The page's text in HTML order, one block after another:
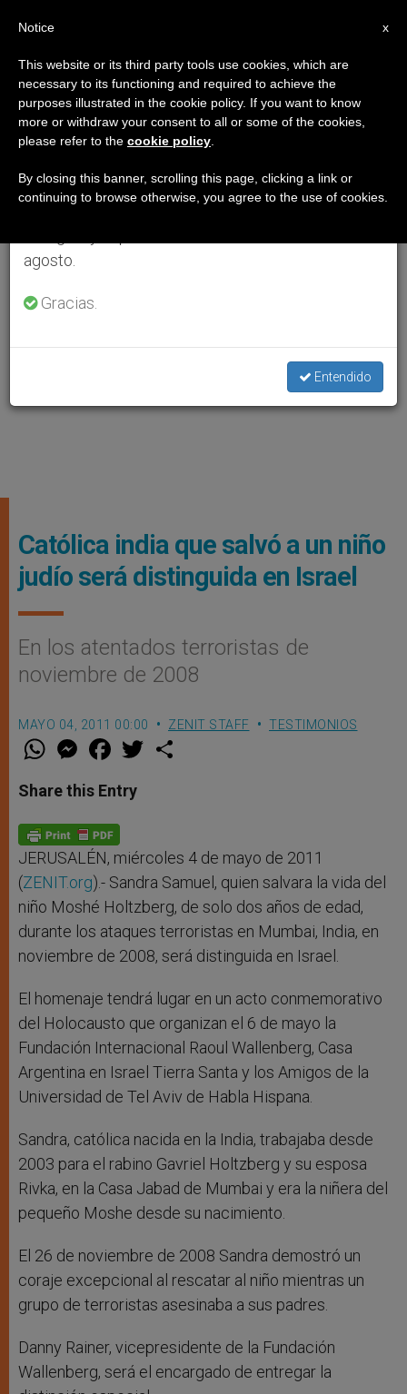
Católica india que salvó a un niño
judío será distinguida en Israel
En los atentados terroristas de
noviembre de 2008
MAYO 04, 2011 00:00 ZENIT STAFF TESTIMONIOS
W
t
s
p
p
M
e
s
e
g
e
F
a
e
b
o
k
w
Share this Entry
JERUSALÉN, miércoles 4 de mayo de 2011
(ZENIT.org).- Sandra Samuel, quien salvara la vida del
niño Moshé Holtzberg, de solo dos años de edad,
durante los ataques terroristas en Mumbai, India, en
noviembre de 2008, será distinguida en Israel.
El homenaje tendrá lugar en un acto conmemorativo
del Holocausto que organizan el 6 de mayo la
Fundación Internacional Raoul Wallenberg, Casa
Argentina en Israel Tierra Santa y los Amigos de la
Universidad de Tel Aviv de Habla Hispana.
Sandra, católica nacida en la India, trabajaba desde
2003 para el rabino Gavriel Holtzberg y su esposa
Rivka, en la Casa Jabad de Mumbai y era la niñera del
pequeño Moshe desde su nacimiento.
El 26 de noviembre de 2008 Sandra demostró un
coraje excepcional al rescatar al niño mientras un
grupo de terroristas asesinaba a sus padres.
Danny Rainer, vicepresidente de la Fundación
Wallenberg, será el encargado de entregar la
×
Aviso importante
Del 27 de julio al 7 de agosto haremos la pausa
anual, aprovechando que en el periodo de verano
se generan menos informaciones y también el
agosto.
Gracias.
Entendido
x
Notice
This website or its third party tools use cookies, which are
necessary to its functioning and required to achieve the
purposes illustrated in the cookie policy. If you want to know
more or withdraw your consent to all or some of the cookies,
please refer to the cookie policy
By closing this banner, scrolling this page, clicking a link or
continuing to browse otherwise, you agree to the use of cookies.